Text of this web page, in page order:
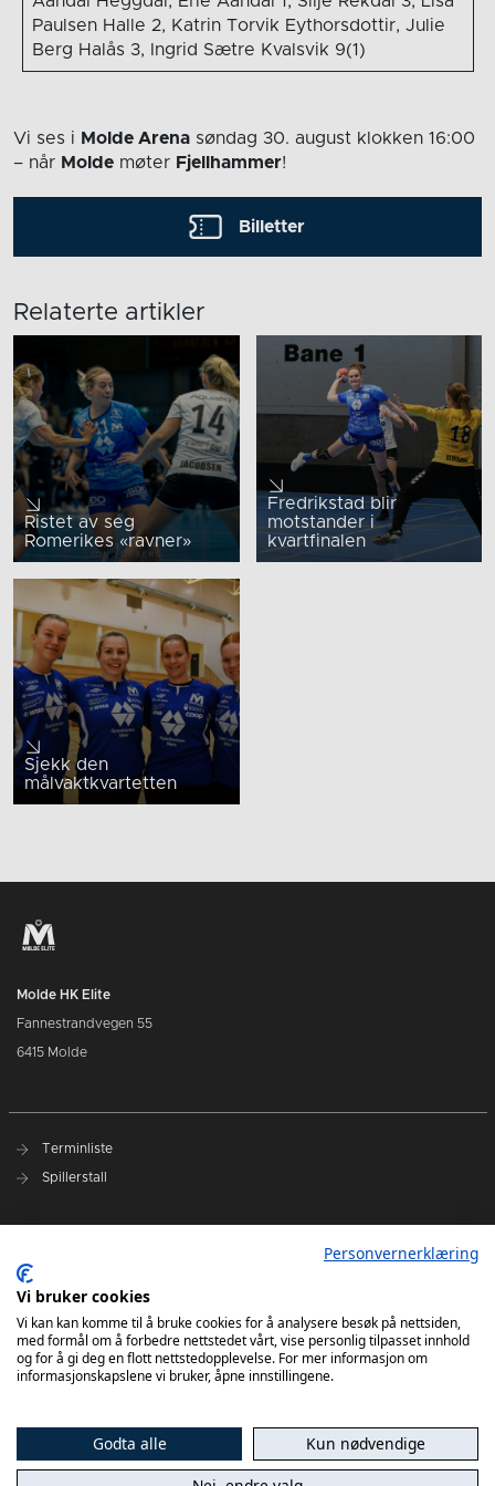
Paulsen Halle 2, Katrin Torvik Eythorsdottir, Julie
Berg Halås 3, Ingrid Sætre Kvalsvik 9(1)
Vi ses i Molde Arena søndag 30. august klokken 16:00
– når Molde møter Fjellhammer!
Billetter
Relaterte artikler
Ristet av seg
Romerikes «ravner»
Fredrikstad blir
motstander i
kvartfinalen
Sjekk den
målvaktkvartetten
Molde HK Elite
Fannestrandvegen 55
6415 Molde
Terminliste
Spillerstall
Kjøp billetter
Sesongkort
Personvernerklæring
Vi bruker cookies
Vi kan kan komme til å bruke cookies for å analysere besøk på nettsiden,
med formål om å forbedre nettstedet vårt, vise personlig tilpasset innhold
og for å gi deg en flott nettstedopplevelse. For mer informasjon om
informasjonskapslene vi bruker, åpne innstillingene.
Godta alle
Kun nødvendige